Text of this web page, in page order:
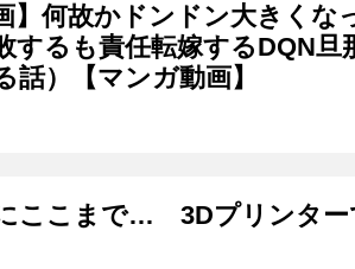
】何故かドンドン大きく
するも責任転嫁するDQN
話）【マンガ動画】
ここまで… 3Dプリンター